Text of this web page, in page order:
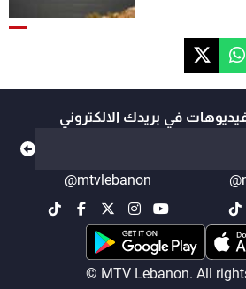
في بريدك الالكتروني
@mtvlebanon
© MTV Lebanon. All